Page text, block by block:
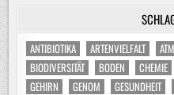
ANTIBIOTIKA ARTENVIELFALT
BIODIVERSITÄT
BODEN CHEMIE
GEHIRN
GENOM GESUNDHEIT